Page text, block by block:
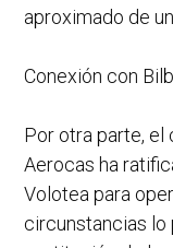
aproximado de un
Conexión con
Por otra parte, el
Aerocas ha
Volotea para
circunstancias lo